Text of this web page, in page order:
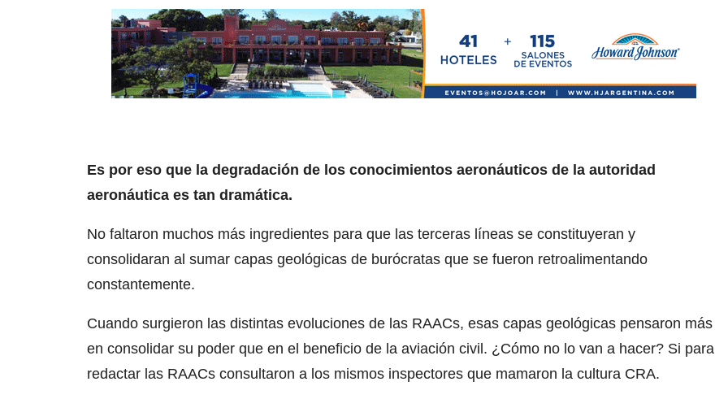
Es por eso que la degradación de los conocimientos aeronáuticos de la autoridad
aeronáutica es tan dramática.
No faltaron muchos más ingredientes para que las terceras líneas se constituyeran y
consolidaran al sumar capas geológicas de burócratas que se fueron retroalimentando
constantemente.
Cuando surgieron las distintas evoluciones de las RAACs, esas capas geológicas pensaron más
en consolidar su poder que en el beneficio de la aviación civil. ¿Cómo no lo van a hacer? Si para
redactar las RAACs consultaron a los mismos inspectores que mamaron la cultura CRA.